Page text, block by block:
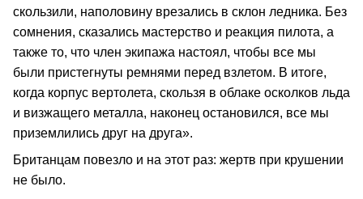
скользили, наполовину врезались в склон ледника. Без
сомнения, сказались мастерство и реакция пилота, а
также то, что член экипажа настоял, чтобы все мы
были пристегнуты ремнями перед взлетом. В итоге,
когда корпус вертолета, скользя в облаке осколков льда
и визжащего металла, наконец остановился, все мы
приземлились друг на друга».
Британцам повезло и на этот раз: жертв при крушении
не было.